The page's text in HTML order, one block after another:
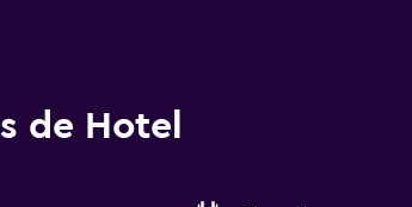
de Hotel